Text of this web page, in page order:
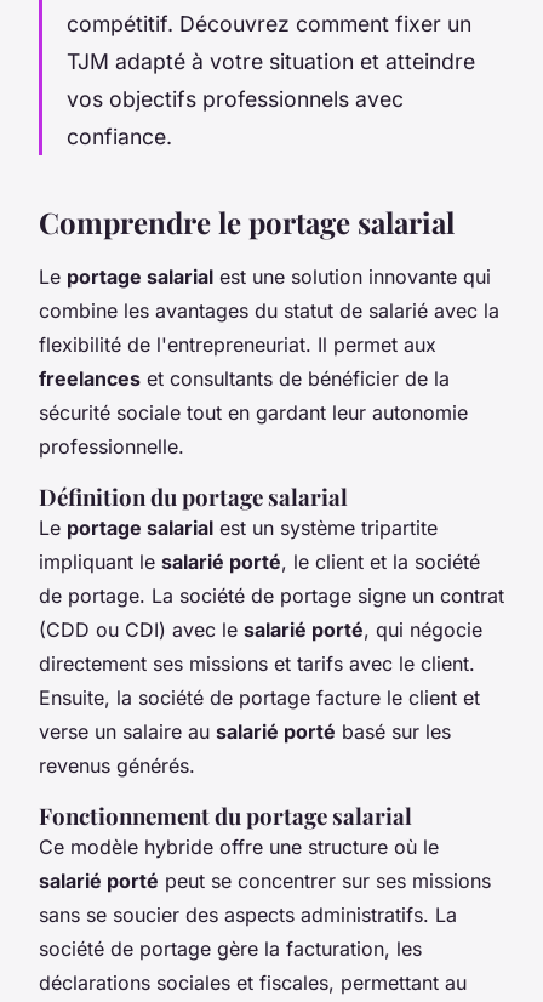
compétitif. Découvrez comment fixer un
TJM adapté à votre situation et atteindre
vos objectifs professionnels avec
confiance.
Comprendre le portage salarial
Le portage salarial est une solution innovante qui
combine les avantages du statut de salarié avec la
flexibilité de l'entrepreneuriat. Il permet aux
freelances et consultants de bénéficier de la
sécurité sociale tout en gardant leur autonomie
professionnelle.
Définition du portage salarial
Le portage salarial est un système tripartite
impliquant le salarié porté, le client et la société
de portage. La société de portage signe un contrat
(CDD ou CDI) avec le salarié porté, qui négocie
directement ses missions et tarifs avec le client.
Ensuite, la société de portage facture le client et
verse un salaire au salarié porté basé sur les
revenus générés.
Fonctionnement du portage salarial
Ce modèle hybride offre une structure où le
salarié porté peut se concentrer sur ses missions
sans se soucier des aspects administratifs. La
société de portage gère la facturation, les
déclarations sociales et fiscales, permettant au